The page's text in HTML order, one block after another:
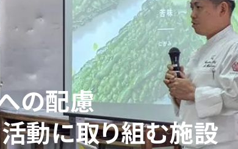
の配慮
動に取り組む施設